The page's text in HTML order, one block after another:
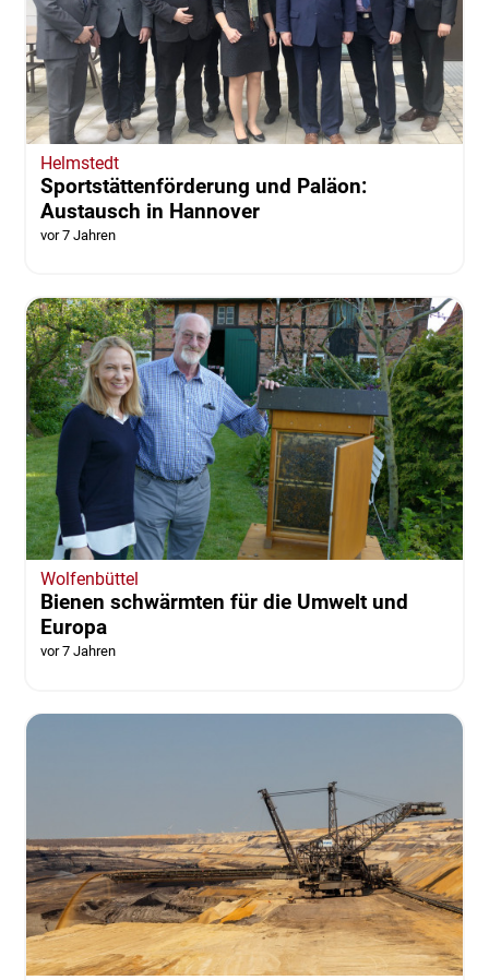
Helmstedt
Sportstättenförderung und Paläon:
Austausch in Hannover
vor 7 Jahren
Wolfenbüttel
Bienen schwärmten für die Umwelt und
Europa
vor 7 Jahren